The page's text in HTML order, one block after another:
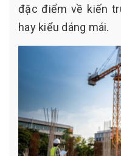
đặc điểm về kiến
hay kiểu dáng mái.